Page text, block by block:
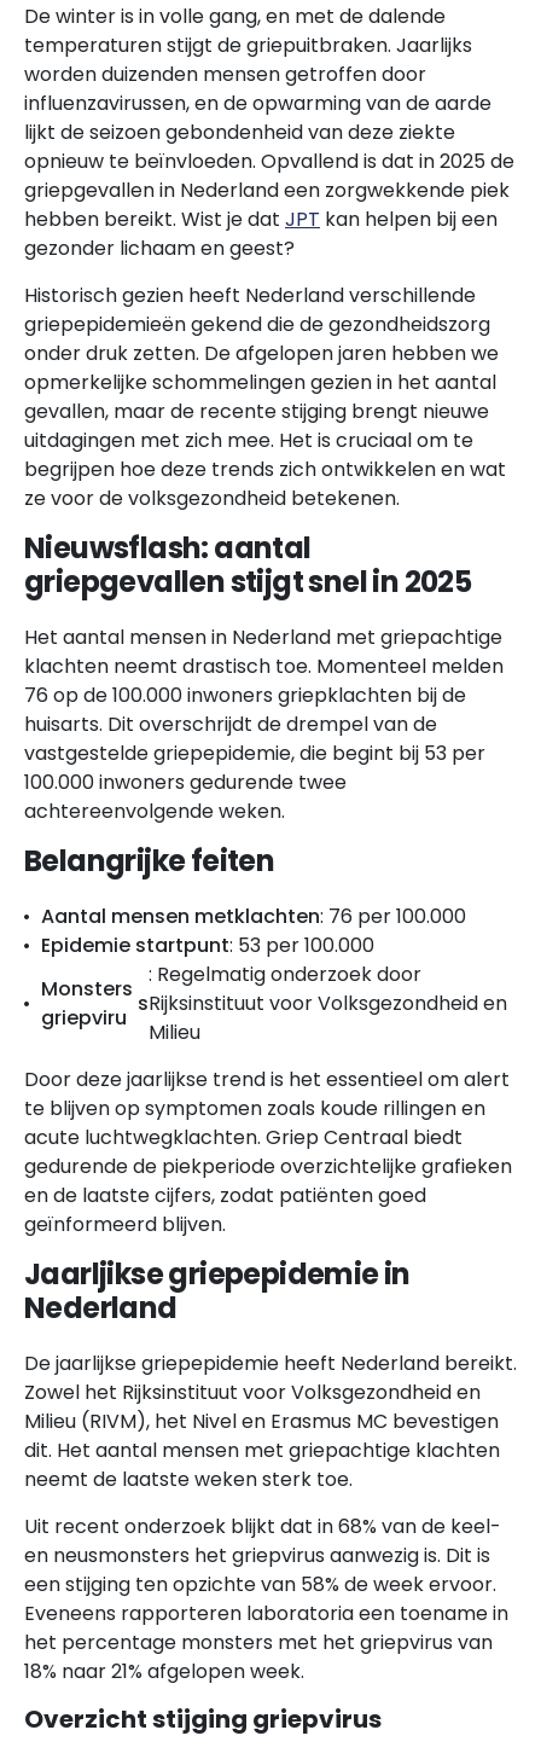
De winter is in volle gang, en met de dalende
temperaturen stijgt de griepuitbraken. Jaarlijks
worden duizenden mensen getroffen door
influenzavirussen, en de opwarming van de aarde
lijkt de seizoen gebondenheid van deze ziekte
opnieuw te beïnvloeden. Opvallend is dat in 2025 de
griepgevallen in Nederland een zorgwekkende piek
hebben bereikt. Wist je dat JPT kan helpen bij een
gezonder lichaam en geest?
Historisch gezien heeft Nederland verschillende
griepepidemieën gekend die de gezondheidszorg
onder druk zetten. De afgelopen jaren hebben we
opmerkelijke schommelingen gezien in het aantal
gevallen, maar de recente stijging brengt nieuwe
uitdagingen met zich mee. Het is cruciaal om te
begrijpen hoe deze trends zich ontwikkelen en wat
ze voor de volksgezondheid betekenen.
Nieuwsflash: aantal
griepgevallen stijgt snel in 2025
Het aantal mensen in Nederland met griepachtige
klachten neemt drastisch toe. Momenteel melden
76 op de 100.000 inwoners griepklachten bij de
huisarts. Dit overschrijdt de drempel van de
vastgestelde griepepidemie, die begint bij 53 per
100.000 inwoners gedurende twee
achtereenvolgende weken.
Belangrijke feiten
Aantal mensen metklachten: 76 per 100.000
Epidemie startpunt: 53 per 100.000
Monsters
griepviru
s
: Regelmatig onderzoek door
Rijksinstituut voor Volksgezondheid en
Milieu
Door deze jaarlijkse trend is het essentieel om alert
te blijven op symptomen zoals koude rillingen en
acute luchtwegklachten. Griep Centraal biedt
gedurende de piekperiode overzichtelijke grafieken
en de laatste cijfers, zodat patiënten goed
geïnformeerd blijven.
Jaarljikse griepepidemie in
Nederland
De jaarlijkse griepepidemie heeft Nederland bereikt.
Zowel het Rijksinstituut voor Volksgezondheid en
Milieu (RIVM), het Nivel en Erasmus MC bevestigen
dit. Het aantal mensen met griepachtige klachten
neemt de laatste weken sterk toe.
Uit recent onderzoek blijkt dat in 68% van de keel-
en neusmonsters het griepvirus aanwezig is. Dit is
een stijging ten opzichte van 58% de week ervoor.
Eveneens rapporteren laboratoria een toename in
het percentage monsters met het griepvirus van
18% naar 21% afgelopen week.
Overzicht stijging griepvirus